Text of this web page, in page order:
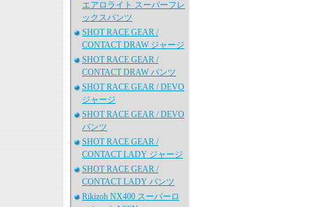
エアロライト スーパーフレ
ックスパンツ
SHOT RACE GEAR /
CONTACT DRAW ジャージ
SHOT RACE GEAR /
CONTACT DRAW パンツ
SHOT RACE GEAR / DEVO
ジャージ
SHOT RACE GEAR / DEVO
パンツ
SHOT RACE GEAR /
CONTACT LADY ジャージ
SHOT RACE GEAR /
CONTACT LADY パンツ
Rikizoh NX400 スーパーロ